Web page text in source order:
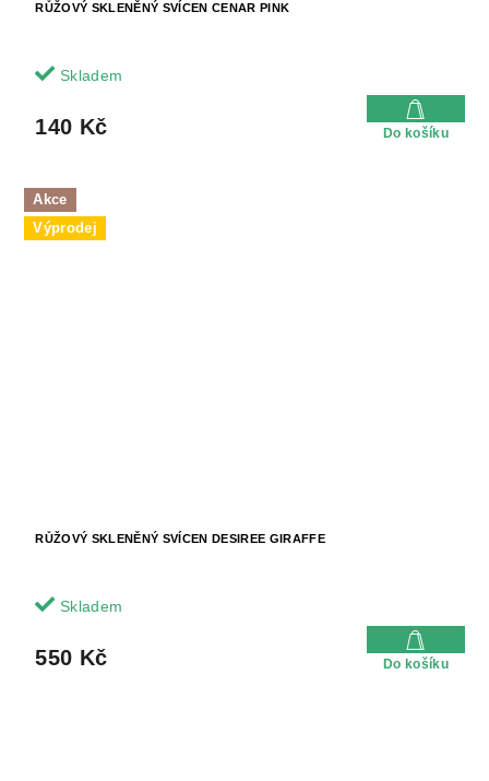
RŮŽOVÝ SKLENĚNÝ SVÍCEN CENAR PINK
Skladem
140 Kč Do košíku
Akce
Výprodej
RŮŽOVÝ SKLENĚNÝ SVÍCEN DESIREE GIRAFFE
Skladem
550 Kč Do košíku